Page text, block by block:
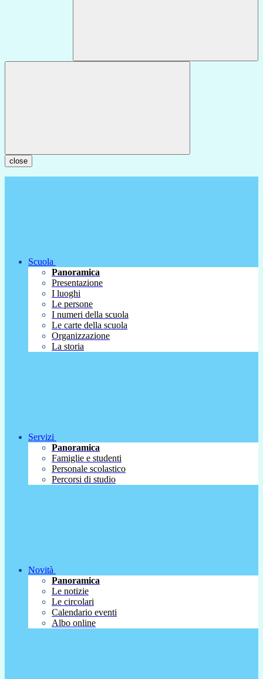
close
Scuola
Panoramica
Presentazione
I luoghi
Le persone
I numeri della scuola
Le carte della scuola
Organizzazione
La storia
Servizi
Panoramica
Famiglie e studenti
Personale scolastico
Percorsi di studio
Novità
Panoramica
Le notizie
Le circolari
Calendario eventi
Albo online